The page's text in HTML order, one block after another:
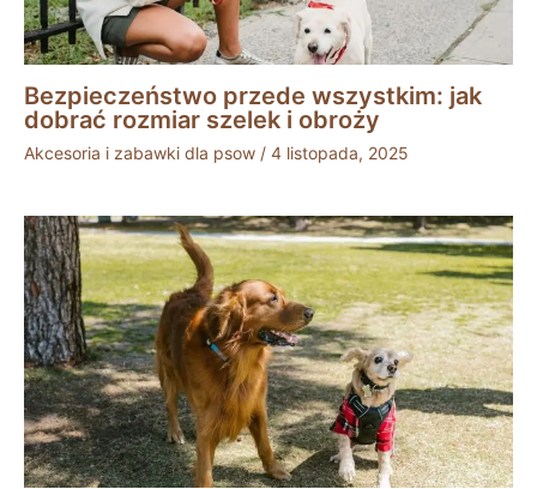
Bezpieczeństwo przede wszystkim: jak
dobrać rozmiar szelek i obroży
Akcesoria i zabawki dla psow / 4 listopada, 2025